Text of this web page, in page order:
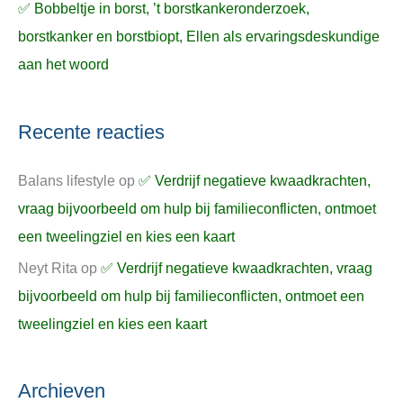
✅ Bobbeltje in borst, ’t borstkankeronderzoek,
borstkanker en borstbiopt, Ellen als ervaringsdeskundige
aan het woord
Recente reacties
Balans lifestyle op ✅ Verdrijf negatieve kwaadkrachten,
vraag bijvoorbeeld om hulp bij familieconflicten, ontmoet
een tweelingziel en kies een kaart
Neyt Rita op ✅ Verdrijf negatieve kwaadkrachten, vraag
bijvoorbeeld om hulp bij familieconflicten, ontmoet een
tweelingziel en kies een kaart
Archieven